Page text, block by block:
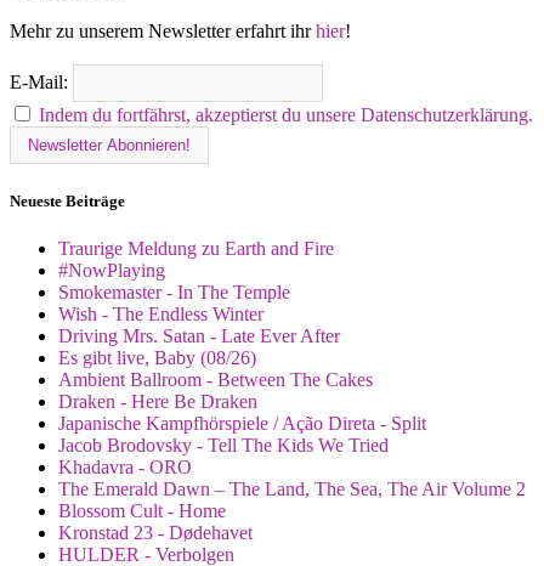
Mehr zu unserem Newsletter erfahrt ihrhier!
E-Mail:
Indem du fortfährst, akzeptierst du unsere Datenschutzerklärung.
Neueste Beiträge
Traurige Meldung zu Earth and Fire
#NowPlaying
Smokemaster - In The Temple
Wish - The Endless Winter
Driving Mrs. Satan - Late Ever After
Es gibt live, Baby (08/26)
Ambient Ballroom - Between The Cakes
Draken - Here Be Draken
Japanische Kampfhörspiele / Ação Direta - Split
Jacob Brodovsky - Tell The Kids We Tried
Khadavra - ORO
The Emerald Dawn – The Land, The Sea, The Air Volume 2
Blossom Cult - Home
Kronstad 23 - Dødehavet
HULDER - Verbolgen